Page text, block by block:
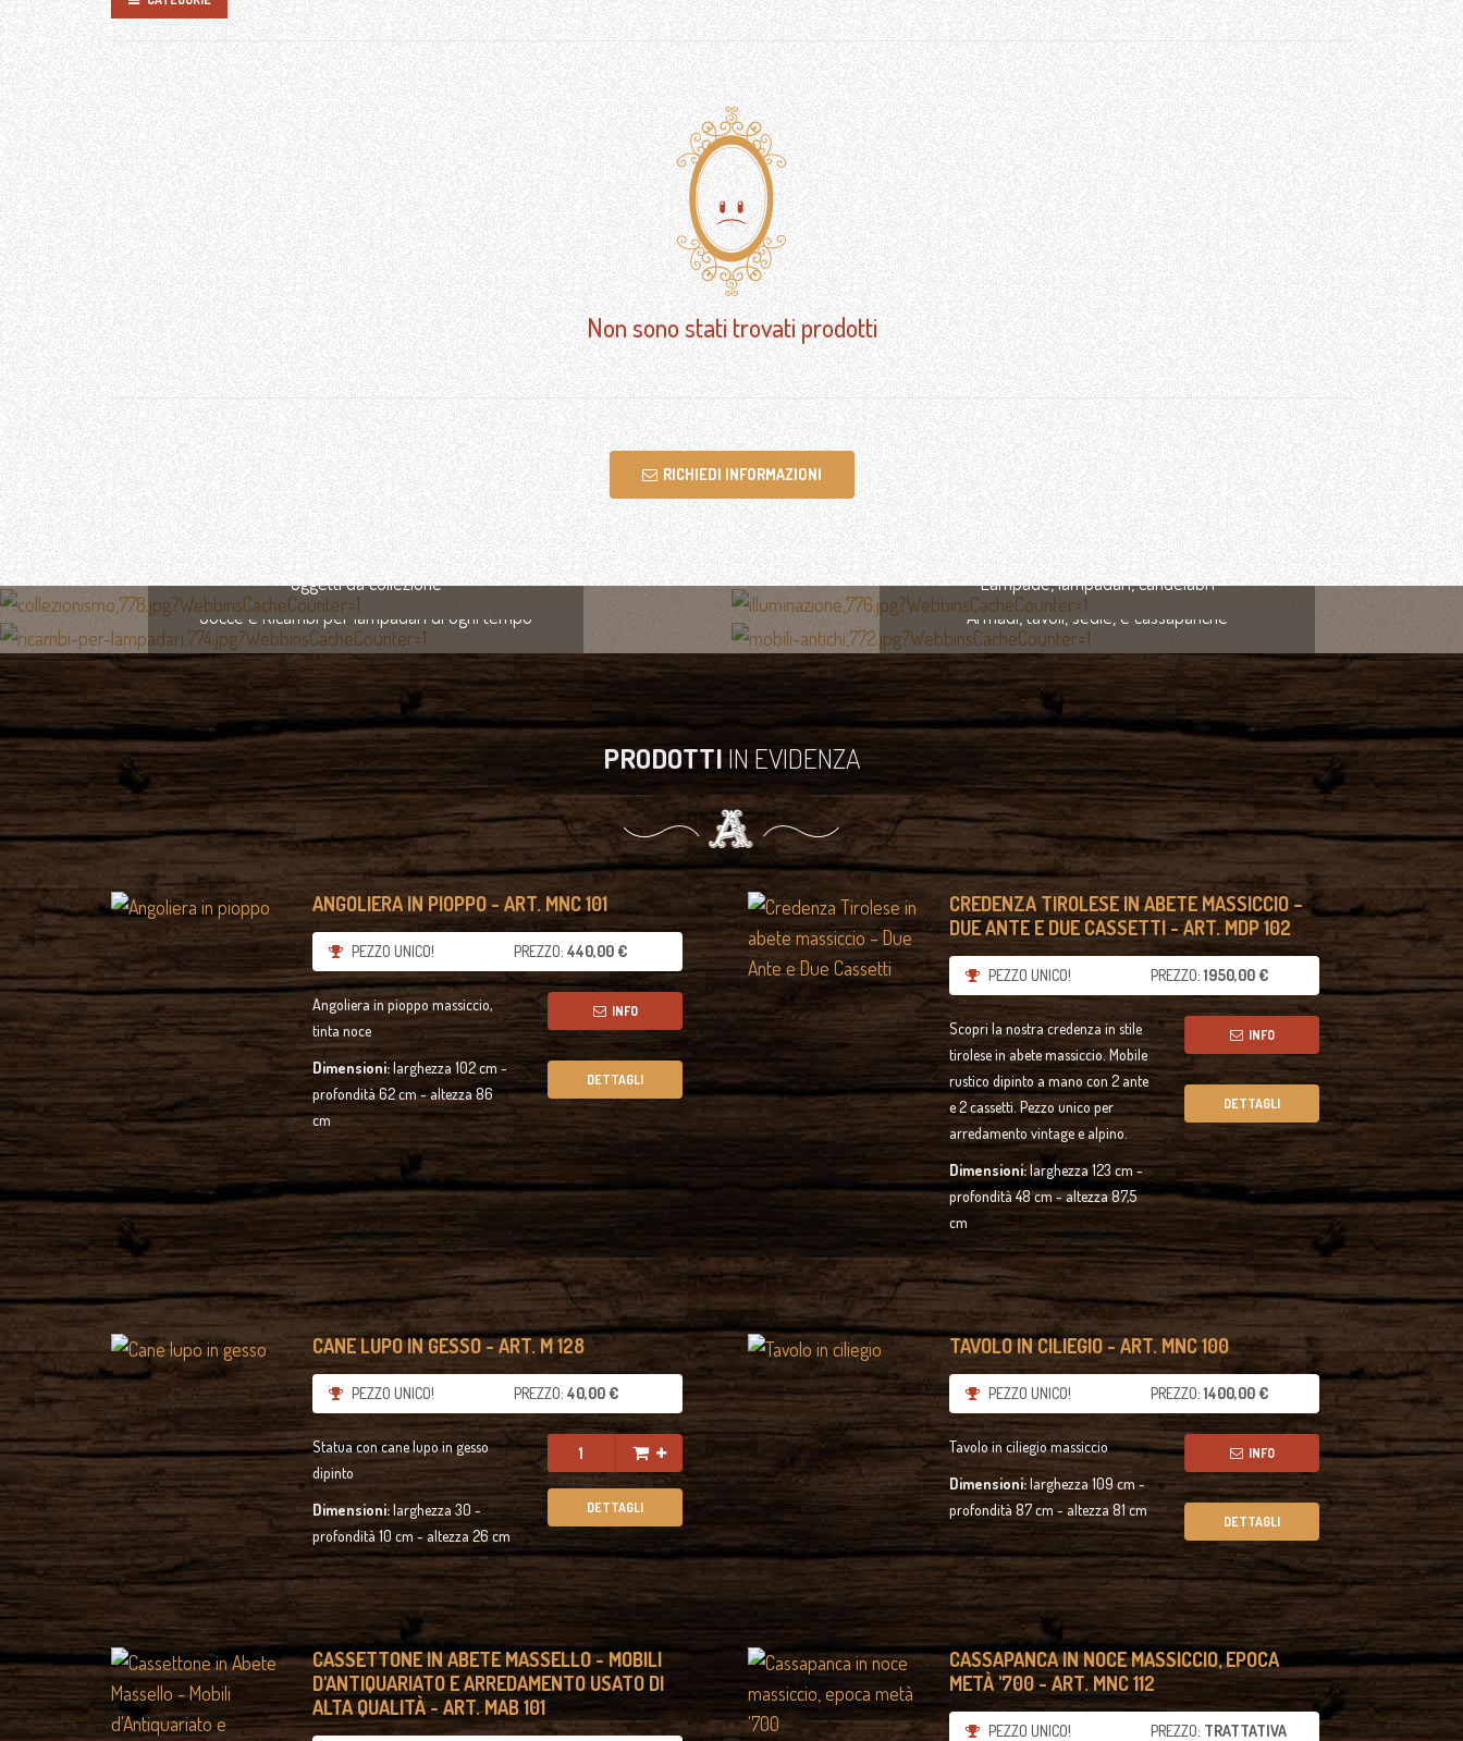
CHI SIAMO E COSA FACCIAMO
ANTIQUA STYLE PER
L'AMBIENTE
SPEDIZIONI E GARANZIE
CONTATTI
Tel. +39 0465 321127
Cell. 333 2358421
Skype: antiquastyle
info@antiquastyle.it
Non sono stati trovati prodotti
RICHIEDI INFORMAZIONI
Oggetti da collezione Lampade, lampadari, candelabri
RICAMBI PER LAMPADARI
Gocce e Ricambi per lampadari di ogni tempo
MOBILI ANTICHI
Armadi, tavoli, sedie, e cassapanche
PRODOTTI IN EVIDENZA
ANGOLIERA IN PIOPPO - ART. MNC 101
PEZZO UNICO! PREZZO: 440,00 €
Angoliera in pioppo massiccio,
tinta noce
Dimensioni:larghezza 102 cm -
profondità 62 cm - altezza 86
cm
INFO
DETTAGLI
CREDENZA TIROLESE IN ABETE MASSICCIO –
DUE ANTE E DUE CASSETTI - ART. MDP 102
PEZZO UNICO! PREZZO:1950,00 €
Scopri la nostra credenza in stile
tirolese in abete massiccio. Mobile
rustico dipinto a mano con 2 ante
e 2 cassetti. Pezzo unico per
arredamento vintage e alpino.
Dimensioni:larghezza 123 cm -
profondità 48 cm - altezza 87,5
cm
INFO
DETTAGLI
CANE LUPO IN GESSO - ART. M 128
PEZZO UNICO! PREZZO: 40,00 €
Statua con cane lupo in gesso
dipinto
Dimensioni:larghezza 30 -
profondità 10 cm - altezza 26 cm
DETTAGLI
TAVOLO IN CILIEGIO - ART. MNC 100
PEZZO UNICO! PREZZO:1400,00 €
Tavolo in ciliegio massiccio
Dimensioni:larghezza 109 cm -
profondità 87 cm - altezza 81 cm
INFO
DETTAGLI
CASSETTONE IN ABETE MASSELLO - MOBILI
D'ANTIQUARIATO E ARREDAMENTO USATO DI
ALTA QUALITÀ - ART. MAB 101
CASSAPANCA IN NOCE MASSICCIO, EPOCA
METÀ '700 - ART. MNC 112
PEZZO UNICO! PREZZO: TRATTATIVA